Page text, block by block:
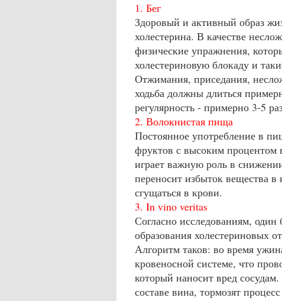
1. Бег
Здоровый и активный образ
холестерина. В качестве
физические упражнения,
холестериновую блокаду и
Отжимания, приседания,
ходьба должны длиться
регулярность - примерно 3-5
2. Волокнистая пища
Постоянное употребление в
фруктов с высоким процентом
играет важную роль в
переносит избыток вещества
сгущаться в крови.
3. In vino veritas
Согласно исследованиям,
образования холестериновых
Алгоритм таков: во время
кровеносной системе, что
который наносит вред
составе вина, тормозят